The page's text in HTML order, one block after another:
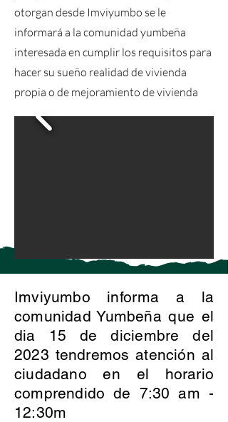
otorgan desde Imviyumbo se le
informará a la comunidad yumbeña
interesada en cumplir los requisitos para
hacer su sueño realidad de vivienda
propia o de mejoramiento de vivienda
Imviyumbo informa a la
comunidad Yumbeña que el
dia 15 de diciembre del
2023 tendremos atención al
ciudadano en el horario
comprendido de 7:30 am -
12:30m